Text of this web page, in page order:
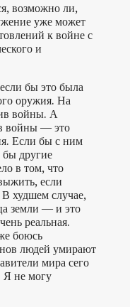
возможно ли,
уже может
к войне с
и
бы это была
оружия. На
войны. А
войны — это
Если бы с ним
бы другие
в том, что
если
худшем случае,
земли — и это
реальная.
боюсь
людей умирают
мира сего
Я не могу